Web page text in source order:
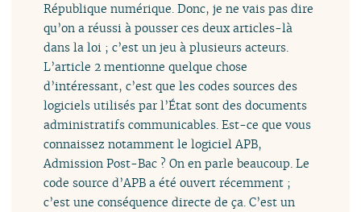
République numérique. Donc, je ne vais pas dire
qu’on a réussi à pousser ces deux articles-là
dans la loi ; c’est un jeu à plusieurs acteurs.
L’article 2 mentionne quelque chose
d’intéressant, c’est que les codes sources des
logiciels utilisés par l’État sont des documents
administratifs communicables. Est-ce que vous
connaissez notamment le logiciel APB,
Admission Post-Bac ? On en parle beaucoup. Le
code source d’APB a été ouvert récemment ;
c’est une conséquence directe de ça. C’est un